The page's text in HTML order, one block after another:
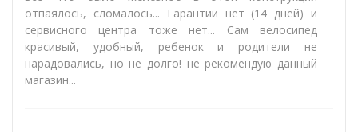
отпаялось, сломалось... Гарантии нет (14 дней) и
сервисного центра тоже нет... Сам велосипед
красивый, удобный, ребенок и родители не
нарадовались, но не долго! не рекомендую данный
магазин...